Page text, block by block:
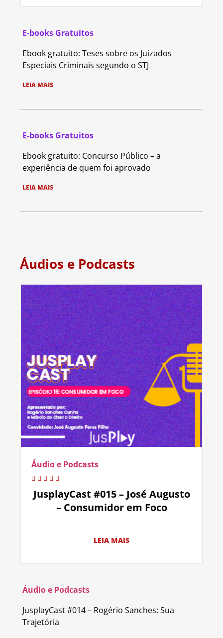
E-books Gratuitos
Ebook gratuito: Teses sobre os Juizados
Especiais Criminais segundo o STJ
LEIA MAIS
E-books Gratuitos
Ebook gratuito: Concurso Público – a
experiência de quem foi aprovado
LEIA MAIS
Áudios e Podcasts
Áudio e Podcasts
JusplayCast #015 – José Augusto
– Consumidor em Foco
LEIA MAIS
Áudio e Podcasts
JusplayCast #014 – Rogério Sanches: Sua
Trajetória